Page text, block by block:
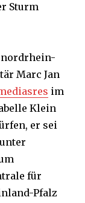
Sturm
nordrhein-
Marc Jan
im
Klein
er sei
für
Pfalz